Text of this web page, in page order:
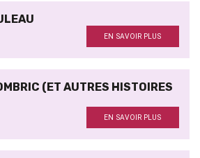
EN SAVOIR PLUS
(ET AUTRES HISTOIRES
EN SAVOIR PLUS